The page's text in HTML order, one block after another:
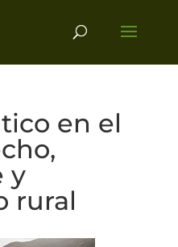
en el
y
rural